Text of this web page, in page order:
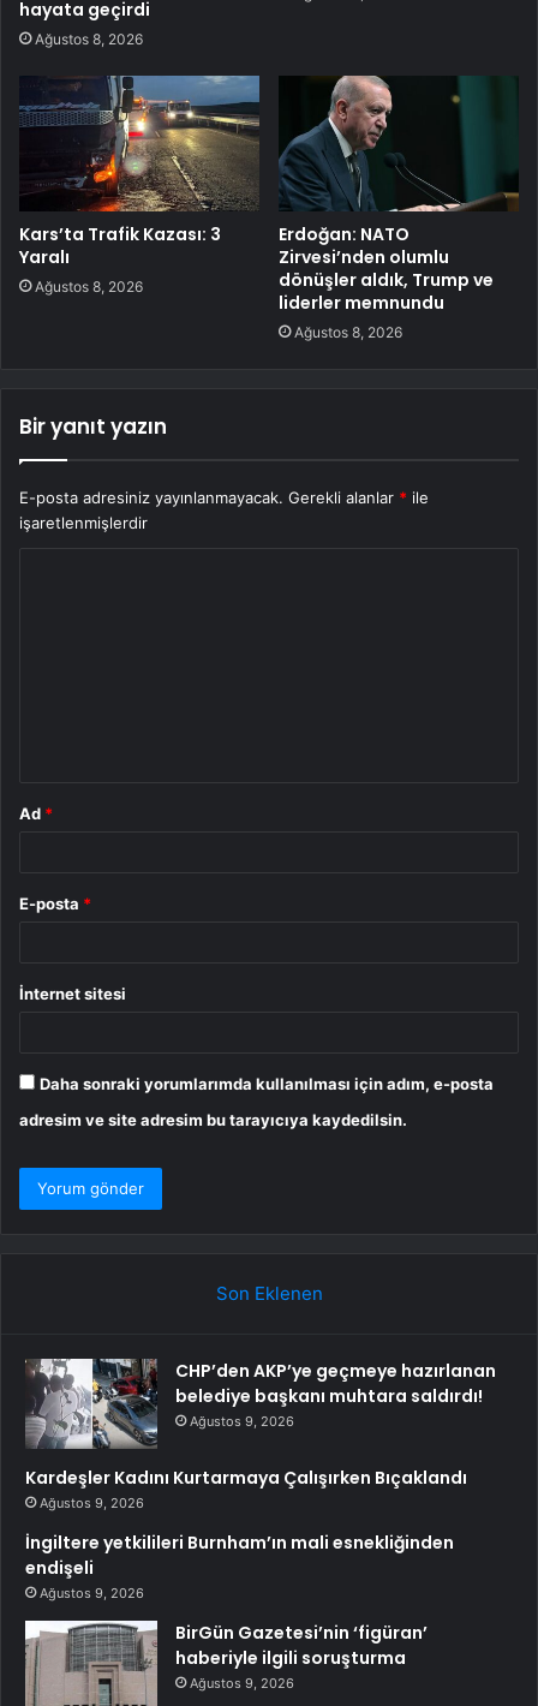
hayata geçirdi
Ağustos 8, 2026
Kars’ta Trafik Kazası: 3
Yaralı
Ağustos 8, 2026
Erdoğan: NATO
Zirvesi’nden olumlu
dönüşler aldık, Trump ve
liderler memnundu
Ağustos 8, 2026
Bir yanıt yazın
E-posta adresiniz yayınlanmayacak. Gerekli alanlar * ile
işaretlenmişlerdir
Ad *
E-posta *
İnternet sitesi
Daha sonraki yorumlarımda kullanılması için adım, e-posta
adresim ve site adresim bu tarayıcıya kaydedilsin.
Son Eklenen
CHP’den AKP’ye geçmeye hazırlanan
belediye başkanı muhtara saldırdı!
Ağustos 9, 2026
Kardeşler Kadını Kurtarmaya Çalışırken Bıçaklandı
Ağustos 9, 2026
İngiltere yetkilileri Burnham’ın mali esnekliğinden
endişeli
Ağustos 9, 2026
BirGün Gazetesi’nin ‘figüran’
haberiyle ilgili soruşturma
Ağustos 9, 2026